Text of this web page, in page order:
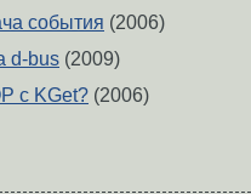
события (2006)
d-bus (2009)
с KGet? (2006)